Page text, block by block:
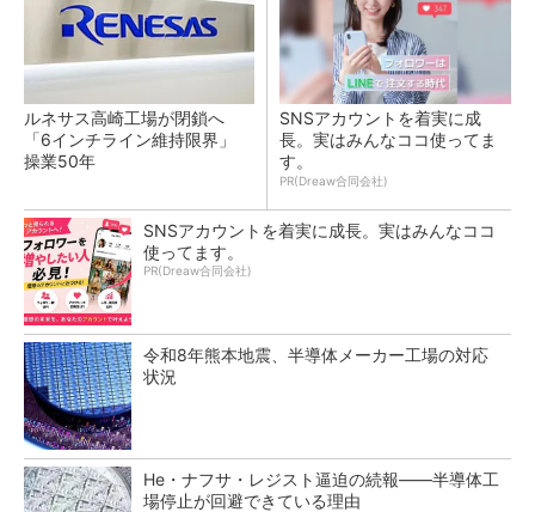
ルネサス高崎工場が閉鎖へ
「6インチライン維持限界」
操業50年
SNSアカウントを着実に成
長。実はみんなココ使ってま
す。
PR(Dreaw合同会社)
SNSアカウントを着実に成長。実はみんなココ
使ってます。
PR(Dreaw合同会社)
令和8年熊本地震、半導体メーカー工場の対応
状況
He・ナフサ・レジスト逼迫の続報――半導体工
場停止が回避できている理由